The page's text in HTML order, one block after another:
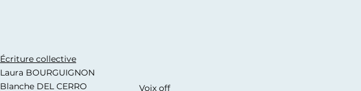
Écriture collective
Laura BOURGUIGNON
Blanche DEL CERRO
Voix off